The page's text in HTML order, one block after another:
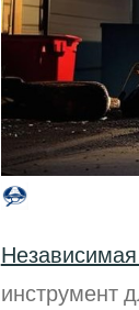
Независимая
инструмент